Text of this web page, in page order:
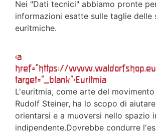
Nei "Dati tecnici" abbiamo pronte
informazioni esatte sulle taglie delle
euritmiche.
<a
href="https://
target="_blank">Euritmia
L'euritmia, come arte del
Rudolf Steiner, ha lo scopo di
orientarsi e a muoversi nello spazio
indipendente.Dovrebbe condurre